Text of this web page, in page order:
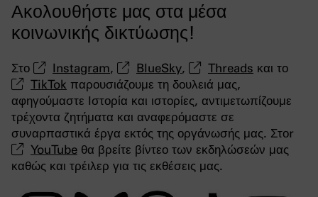
Ακολουθήστε μας στα μέσα
κοινωνικής δικτύωσης!
Στο Instagram, BlueSky, Threads και το
TikTok παρουσιάζουμε τη δουλειά μας,
αφηγούμαστε Ιστορία και ιστορίες, αντιμετωπίζουμε
τρέχοντα ζητήματα και αναφερόμαστε σε
συναρπαστικά έργα εκτός της οργάνωσής μας. Στοr
YouTube θα βρείτε βίντεο των εκδηλώσεών μας
καθώς και τρέιλερ για τις εκθέσεις μας.